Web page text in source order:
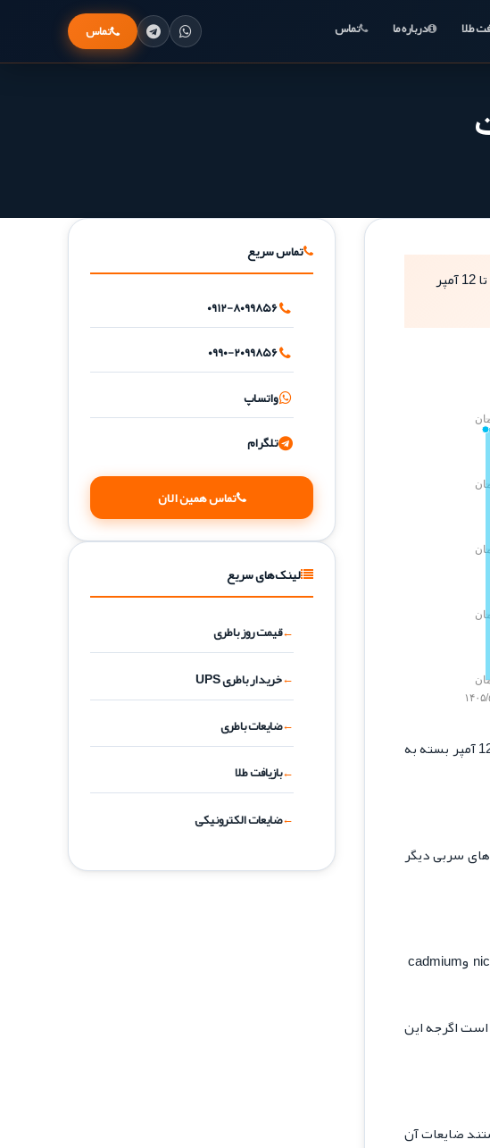
طلا درباره ما تماس تماس
باتری های مورد استفاده در موتور سیکلت از نوع کوچک باتری های12 ولت اسیدی و UPS هستند ,که از2 آمپر تا 12 آمپر
۵/۱۵
هستند ,که از2 آمپر تا 12 آمپر بسته به
سربی دیگر
وcadmium
است اگرجه این
ضایعات آن
تماس سریع
۰۹۱۲-۸۰۹۹۸۵۶
۰۹۹۰-۲۰۹۹۸۵۶
واتساپ
تلگرام
تماس همین الان
لینک‌های سریع
قیمت روز باطری
خریدار باطری UPS
ضایعات باطری
بازیافت طلا
ضایعات الکترونیکی